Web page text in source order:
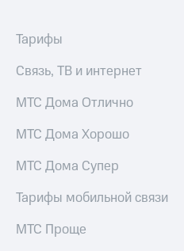
Тарифы
Связь, ТВ и интернет
МТС Дома Отлично
МТС Дома Хорошо
МТС Дома Супер
Тарифы мобильной связи
МТС Проще